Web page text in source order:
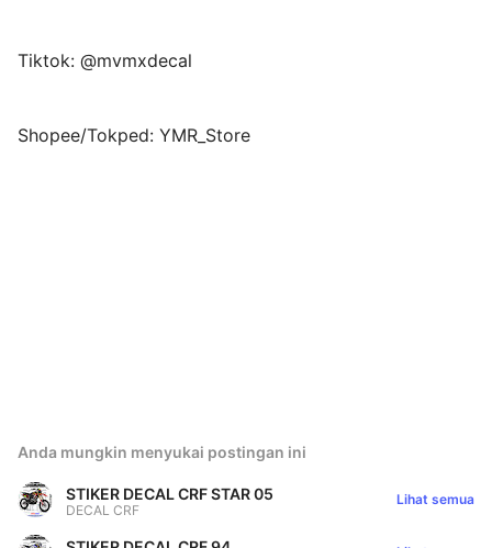
Tiktok: @mvmxdecal
Shopee/Tokped: YMR_Store
Anda mungkin menyukai postingan ini
STIKER DECAL CRF STAR 05
DECAL CRF
Lihat semua